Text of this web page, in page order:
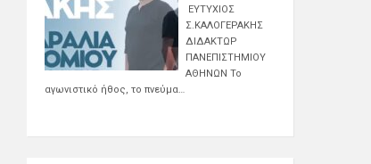
ΕΥΤΥΧΙΟΣ
Σ.ΚΑΛΟΓΕΡΑΚΗΣ
ΔΙΔΑΚΤΩΡ
ΠΑΝΕΠΙΣΤΗΜΙΟΥ
ΑΘΗΝΩΝ Το
αγωνιστικό ήθος, το πνεύμα…